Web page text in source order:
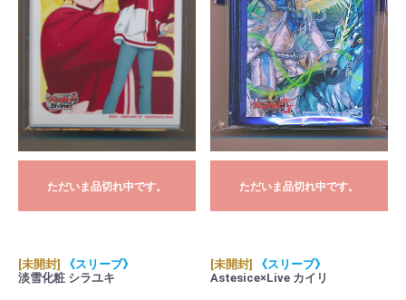
ただいま品切れ中です。 ただいま品切れ中です。
[未開封]
《スリーブ》
淡雪化粧 シラユキ
[未開封]
《スリーブ》
Astesice×Live カイリ